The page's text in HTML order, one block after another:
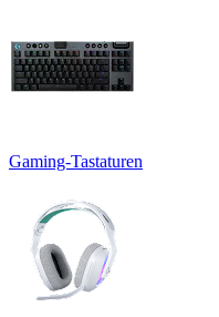
Gaming-Tastaturen